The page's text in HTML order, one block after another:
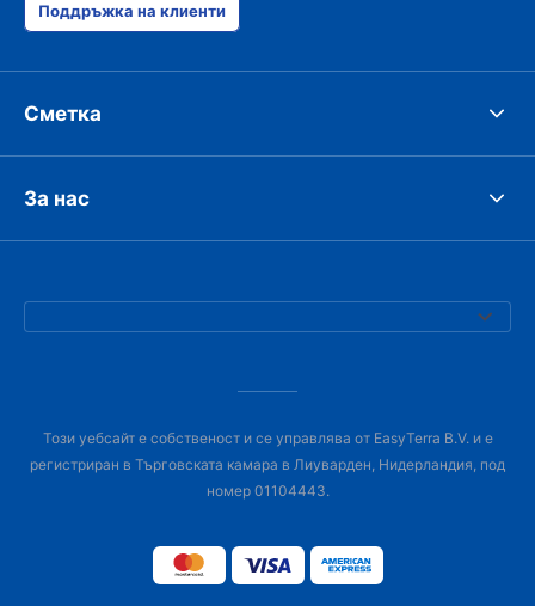
Поддръжка на клиенти
Сметка
За нас
Този уебсайт е собственост и се управлява от EasyTerra B.V. и е
регистриран в Търговската камара в Лиуварден, Нидерландия, под
номер 01104443.